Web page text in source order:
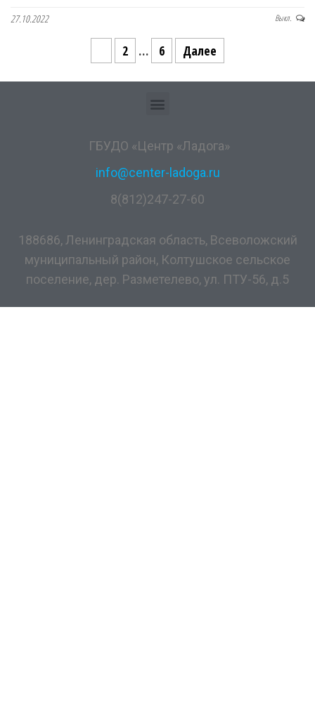
27.10.2022 Выкл.
2 … 6 Далее
ГБУДО «Центр «Ладога»
info@center-ladoga.ru
8(812)247-27-60
188686, Ленинградская область, Всеволожский
муниципальный район, Колтушское сельское
поселение, дер. Разметелево, ул. ПТУ-56, д.5